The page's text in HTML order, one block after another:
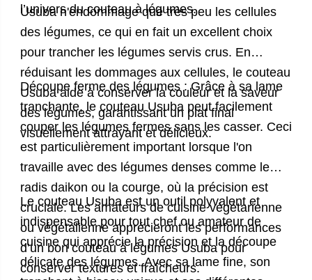
l’univers ducouteau à légumes.
Usuban'endommage que très peu les cellules
des légumes, ce qui en fait un excellent choix
pour trancher les légumes servis crus. En
réduisant les dommages aux cellules, le couteau
Usuba aide à conserver la couleur et la saveur
des légumes, garantissant un plat final
visuellement attrayant et délicieux.
Découpe ferme des légumes : Grâce à sa lame
tranchante, le couteau Usuba peut facilement
couper les légumes fermes sans les casser. Ceci
est particulièrement important lorsque l'on
travaille avec des légumes denses comme le
radis daikon ou la courge, où la précision est
cruciale. Les amateurs de cuisine végétarienne
ou végétalienne apprécieront les performances
d’un boncouteau à légumesUsuba pour
conserver textures et fraîcheurs.
Le couteau Usuba est un outil polyvalent et
indispensable pour tout chef ou amateur de
cuisine qui apprécie la précision et la découpe
délicate des légumes. Avec sa lame fine, son